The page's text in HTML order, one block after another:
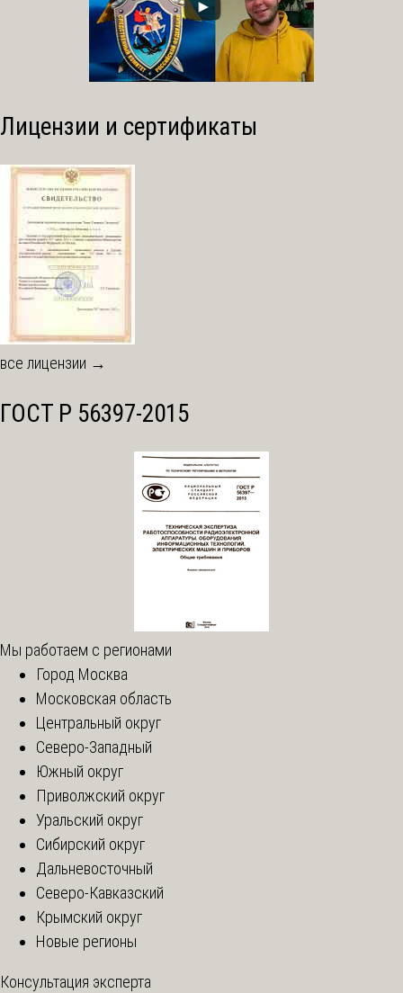
Лицензии и сертификаты
все лицензии →
ГОСТ Р 56397-2015
Мы работаем с регионами
Город Москва
Московская область
Центральный округ
Северо-Западный
Южный округ
Приволжский округ
Уральский округ
Сибирский округ
Дальневосточный
Северо-Кавказский
Крымский округ
Новые регионы
Консультация эксперта